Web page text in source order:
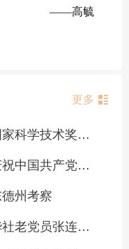
——高毓
更多
【高层动态】习近平出席国家科学技术奖励大会两院院士大会中国科协第十一次全国代表大会并发表重要讲话
【高层动态】习近平：在庆祝中国共产党成立105周年大会上的讲话
德州考察
【高层动态】习近平给新华社老党员张连生回信强调 传承红色基因 在新征程上书写优异答卷